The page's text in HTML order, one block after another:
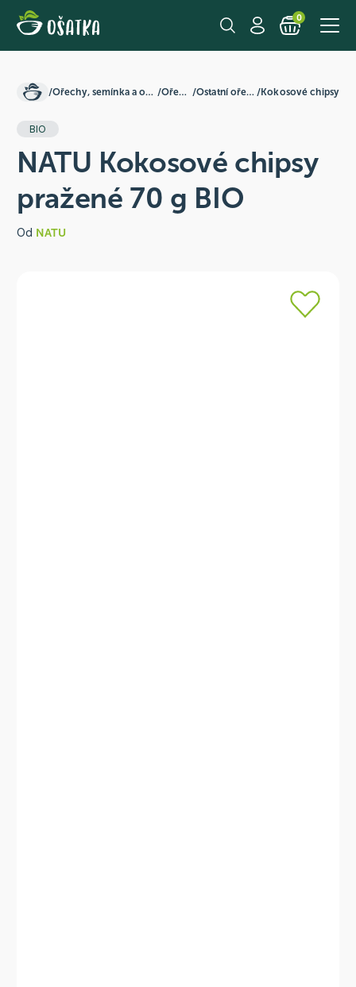
0
/ Ořechy, semínka a ovoce / Ořechy / Ostatní ořechy /Kokosové chipsy
BIO
NATU Kokosové chipsy
pražené 70 g BIO
Od NATU